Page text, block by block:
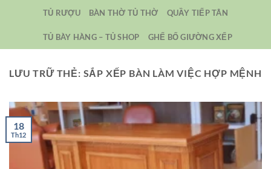
TỦ RƯỢU BÀN THỜ TỦ THỜ QUẦY TIẾP TÂN
TỦ BÀY HÀNG – TỦ SHOP GHẾ BỐ GIƯỜNG XẾP
LƯU TRỮ THẺ: SẮP XẾP BÀN LÀM VIỆC HỢP MỆNH
18
Th12